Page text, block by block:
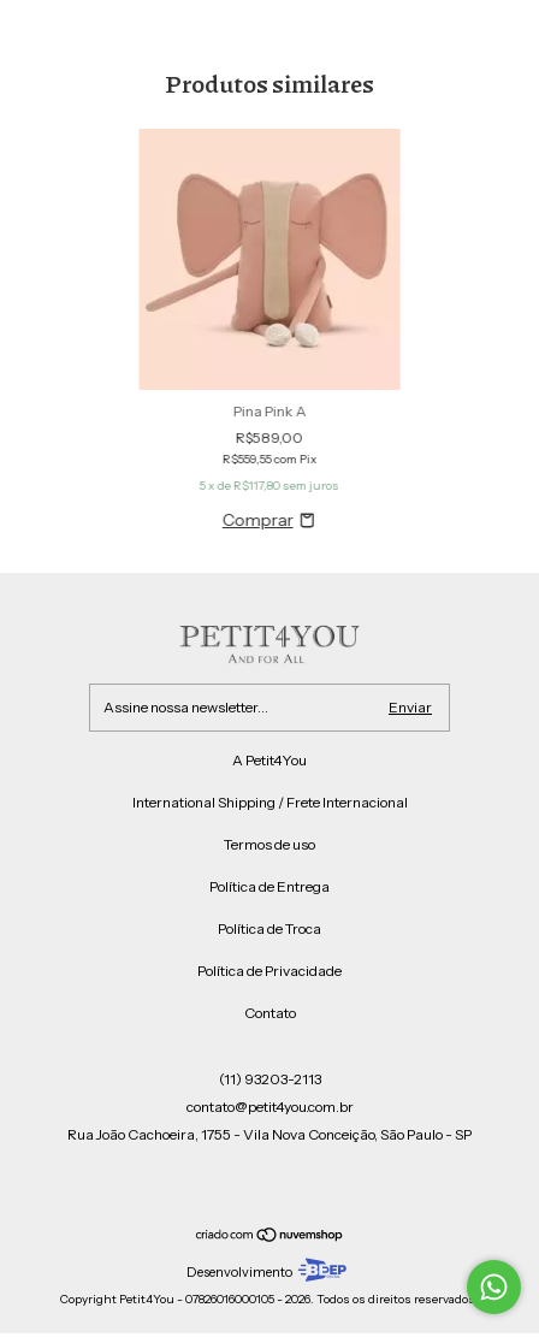
Produtos similares
Pina Pink A
R$589,00
R$559,55com Pix
5x deR$117,80sem juros
A Petit4You
International Shipping / Frete Internacional
Termos de uso
Política de Entrega
Política de Troca
Política de Privacidade
Contato
(11) 93203-2113
contato@petit4you.com.br
Rua João Cachoeira, 1755 - Vila Nova Conceição, São Paulo - SP
Desenvolvimento
Copyright Petit4You - 07826016000105 - 2026. Todos os direitos reservados.